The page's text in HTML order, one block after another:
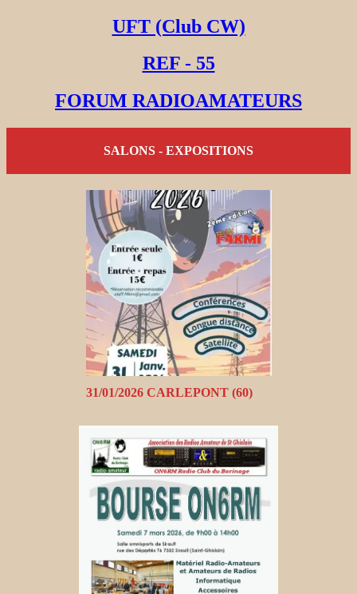
UFT (Club CW)
REF - 55
FORUM RADIOAMATEURS
SALONS - EXPOSITIONS
31/01/2026 CARLEPONT (60)